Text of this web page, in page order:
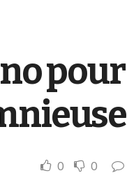
pour
0 0